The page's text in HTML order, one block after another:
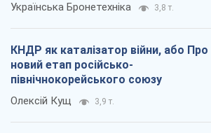
Українська Бронетехніка 3,8 т.
КНДР як каталізатор війни, або Про
новий етап російсько-
північнокорейського союзу
Олексій Кущ 3,9 т.